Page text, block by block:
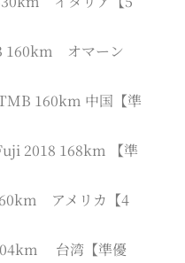
160km オマーン
160km 中国【準
2018 168km 【準
アメリカ【4
台湾【準優